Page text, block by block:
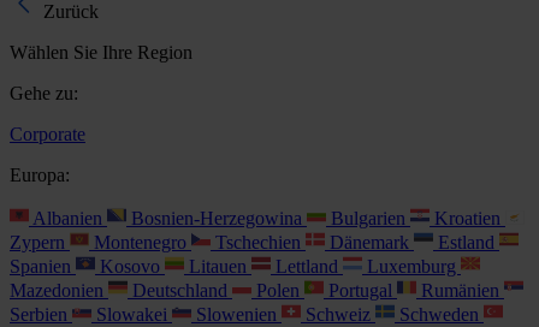
Zurück
Wählen Sie Ihre Region
Gehe zu:
Corporate
Europa:
Albanien Bosnien-Herzegowina Bulgarien
Kroatien
Zypern
Montenegro Tschechien Dänemark
Estland
Spanien
Kosovo Litauen Lettland
Luxemburg
Mazedonien
Deutschland Polen Portugal
Rumänien
Serbien
Slowakei Slowenien Schweiz
Schweden